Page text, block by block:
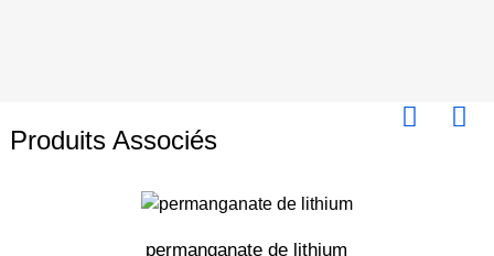
Produits Associés
permanganate de lithium